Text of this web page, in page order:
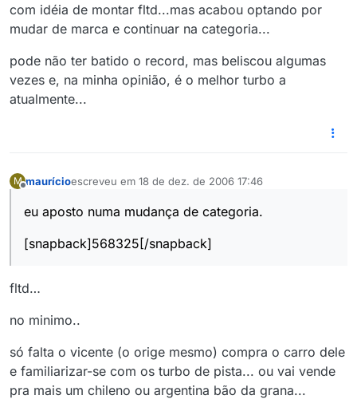
com idéia de montar fltd...mas acabou optando por
mudar de marca e continuar na categoria...
pode não ter batido o record, mas beliscou algumas
vezes e, na minha opinião, é o melhor turbo a
atualmente...
M maurícioescreveu em 18 de dez. de 2006 17:46
última edição por
eu aposto numa mudança de categoria.
[snapback]568325[/snapback]
fltd…
no minimo..
só falta o vicente (o orige mesmo) compra o carro dele
e familiarizar-se com os turbo de pista... ou vai vende
pra mais um chileno ou argentina bão da grana...